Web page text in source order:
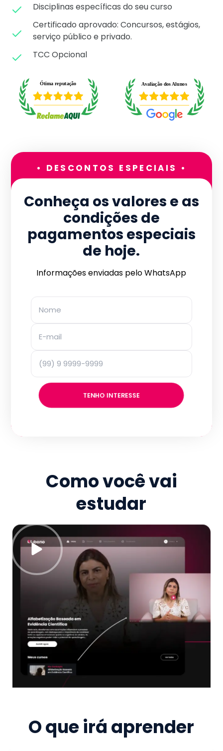
Disciplinas específicas do seu curso
Certificado aprovado: Concursos, estágios,
serviço público e privado.
TCC Opcional
• DESCONTOS ESPECIAIS •
Conheça os valores e as
condições de
pagamentos especiais
de hoje.
Informações enviadas pelo WhatsApp
TENHO INTERESSE
Como você vai
estudar
O que irá aprender